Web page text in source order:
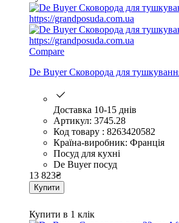
Compare
De Buyer Сковорода для
Доставка 10-15 днів
Артикул: 3745.28
Код товару : 8263420582
Країна-виробник: Франція
Посуд для кухні
De Buyer посуд
13 823₴
Купити
Купити в 1 клік